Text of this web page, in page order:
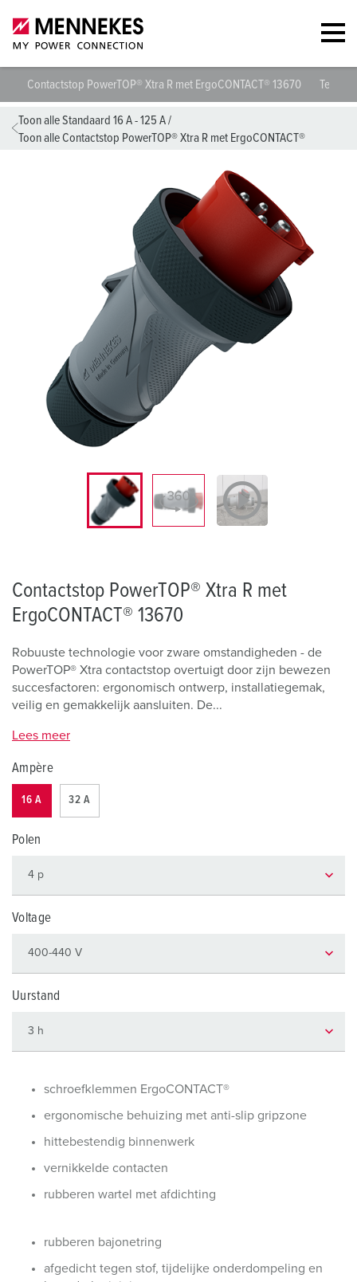
Contactstop PowerTOP® Xtra R met ErgoCONTACT® 13670
Toon alle Standaard 16 A - 125 A/
Toon alle Contactstop PowerTOP® Xtra R met ErgoCONTACT®
Contactstop PowerTOP® Xtra R met
ErgoCONTACT® 13670
Robuuste technologie voor zware omstandigheden - de
PowerTOP® Xtra contactstop overtuigt door zijn bewezen
succesfactoren: ergonomisch ontwerp, installatiegemak,
veilig en gemakkelijk aansluiten. De...
Lees meer
Ampère
16 A 32 A
Polen
Voltage
Uurstand
schroefklemmen ErgoCONTACT®
ergonomische behuizing met anti-slip gripzone
hittebestendig binnenwerk
vernikkelde contacten
rubberen wartel met afdichting
rubberen bajonetring
afgedicht tegen stof, tijdelijke onderdompeling en